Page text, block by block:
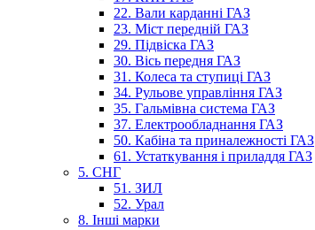
22. Вали карданні ГАЗ
23. Міст передній ГАЗ
29. Підвіска ГАЗ
30. Вісь передня ГАЗ
31. Колеса та ступиці ГАЗ
34. Рульове управління ГАЗ
35. Гальмівна система ГАЗ
37. Електрообладнання ГАЗ
50. Кабіна та приналежності ГАЗ
61. Устаткування і приладдя ГАЗ
5. СНГ
51. ЗИЛ
52. Урал
8. Інші марки